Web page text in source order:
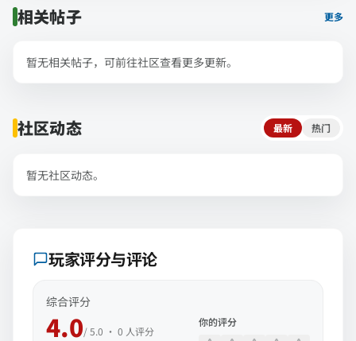
相关帖子 更多
暂无相关帖子，可前往社区查看更多更新。
社区动态 最新 热门
暂无社区动态。
玩家评分与评论
综合评分
4.0/ 5.0 · 0 人评分
你的评分